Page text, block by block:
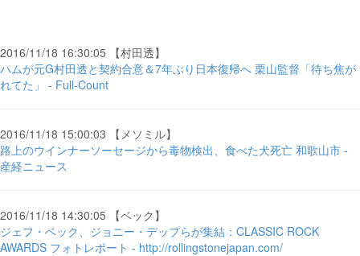
2016/11/18 16:30:05 【村田透】
ハムが元G村田透と契約合意＆7年ぶり日本復帰へ 栗山監督「待ち焦が
れてた」 - Full-Count
2016/11/18 15:00:03 【メソミル】
路上のウインナーソーセージから毒物検出、食べた犬死亡 和歌山市 -
産経ニュース
2016/11/18 14:30:05 【ベック】
ジェフ・ベック、ジョニー・デップらが集結：CLASSIC ROCK
AWARDS フォトレポート - http://rollingstonejapan.com/